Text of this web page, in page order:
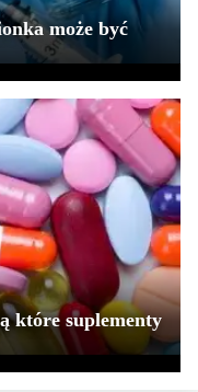
może być
które suplementy